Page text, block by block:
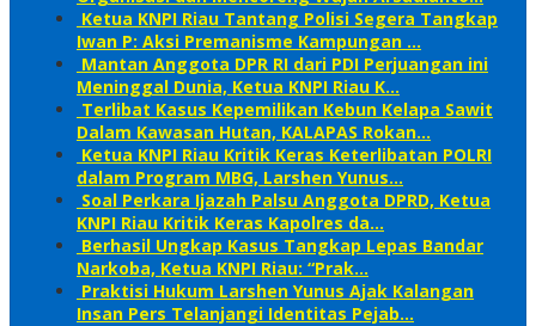
Ketua KNPI Riau Tantang Polisi Segera Tangkap
Iwan P: Aksi Premanisme Kampungan …
Mantan Anggota DPR RI dari PDI Perjuangan ini
Meninggal Dunia, Ketua KNPI Riau K…
Terlibat Kasus Kepemilikan Kebun Kelapa Sawit
Dalam Kawasan Hutan, KALAPAS Rokan…
Ketua KNPI Riau Kritik Keras Keterlibatan POLRI
dalam Program MBG, Larshen Yunus…
Soal Perkara Ijazah Palsu Anggota DPRD, Ketua
KNPI Riau Kritik Keras Kapolres da…
Berhasil Ungkap Kasus Tangkap Lepas Bandar
Narkoba, Ketua KNPI Riau: “Prak…
Praktisi Hukum Larshen Yunus Ajak Kalangan
Insan Pers Telanjangi Identitas Pejab…